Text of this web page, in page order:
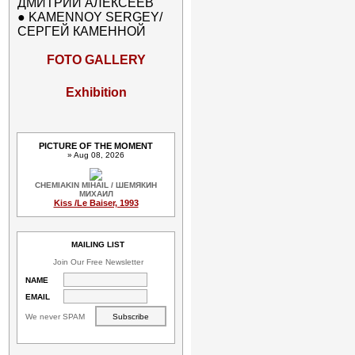
ДМИТРИЙ АЛЕКСЕЕВ
● KAMENNOY SERGEY/
СЕРГЕЙ КАМЕННОЙ
FOTO GALLERY
Exhibition
PICTURE OF THE MOMENT
» Aug 08, 2026
CHEMIAKIN MIHAIL / ШЕМЯКИН
МИХАИЛ
Kiss /Le Baiser, 1993
MAILING LIST
Join Our Free Newsletter
NAME
EMAIL
We never SPAM